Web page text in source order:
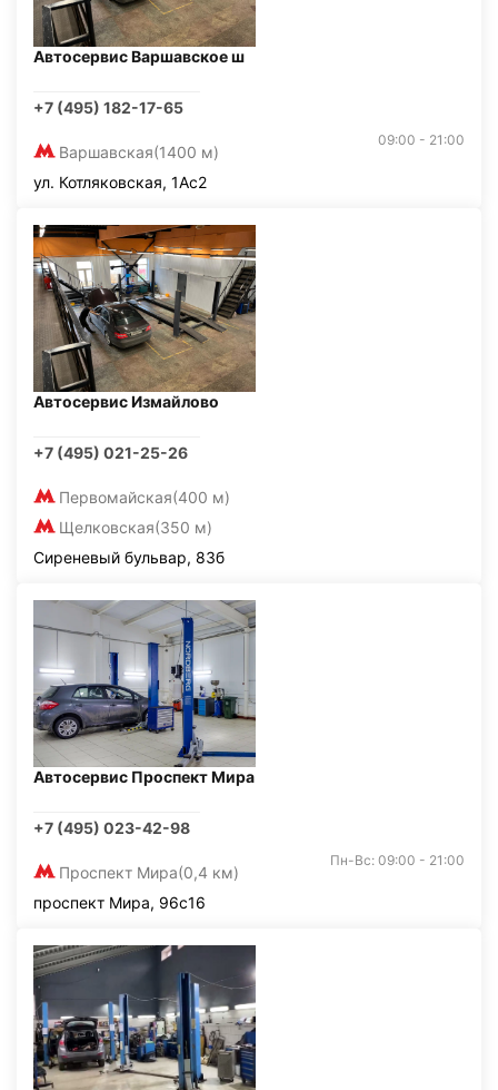
Автосервис Варшавское ш
+7 (495) 182-17-65
Варшавская(1400 м)
09:00 - 21:00
ул. Котляковская, 1Ас2
Автосервис Измайлово
+7 (495) 021-25-26
Первомайская(400 м)
Щелковская(350 м)
Сиреневый бульвар, 83б
Автосервис Проспект Мира
+7 (495) 023-42-98
Проспект Мира(0,4 км)
Пн-Вс: 09:00 - 21:00
проспект Мира, 96с16